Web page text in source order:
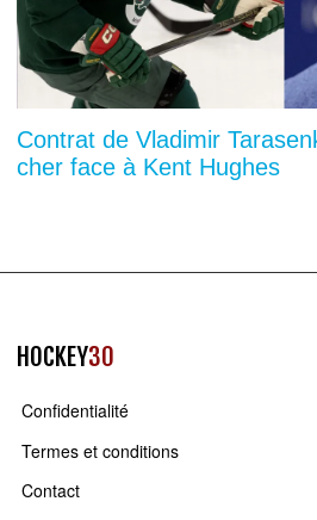
Contrat de Vladimir
cher face à Kent Hughes
HOCKEY30
Confidentialité
Termes et conditions
Contact